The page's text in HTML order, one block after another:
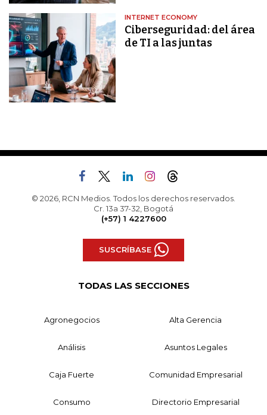
INTERNET ECONOMY
Ciberseguridad: del área
de TI a las juntas
© 2026, RCN Medios. Todos los derechos reservados.
Cr. 13a 37-32, Bogotá
(+57) 1 4227600
SUSCRÍBASE
TODAS LAS SECCIONES
Agronegocios Alta Gerencia
Análisis Asuntos Legales
Caja Fuerte Comunidad Empresarial
Consumo Directorio Empresarial